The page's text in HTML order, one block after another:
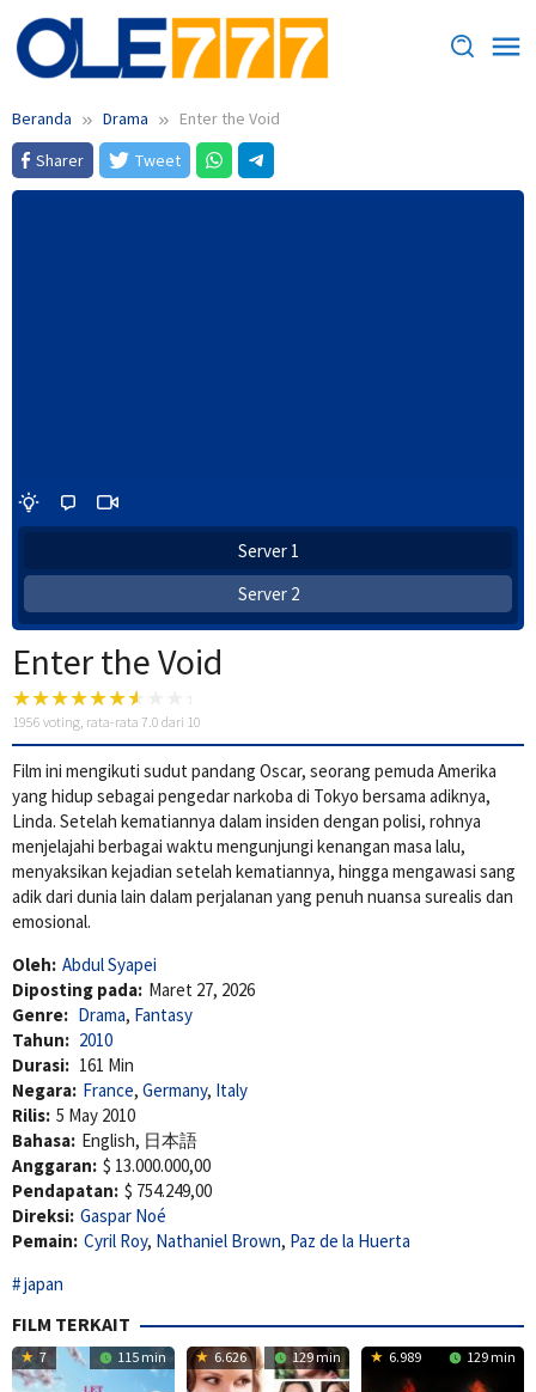
Loncat
ke
konten
Beranda Drama
Enter the Void
Sharer
Tweet
Server 1
Server 2
Enter the Void
1956 voting, rata-rata 7.0 dari 10
Film ini mengikuti sudut pandang Oscar, seorang pemuda Amerika
yang hidup sebagai pengedar narkoba di Tokyo bersama adiknya,
Linda. Setelah kematiannya dalam insiden dengan polisi, rohnya
menjelajahi berbagai waktu mengunjungi kenangan masa lalu,
menyaksikan kejadian setelah kematiannya, hingga mengawasi sang
adik dari dunia lain dalam perjalanan yang penuh nuansa surealis dan
emosional.
Oleh: Abdul Syapei
Diposting pada: Maret 27, 2026
Genre: Drama, Fantasy
Tahun: 2010
Durasi: 161 Min
Negara: France, Germany, Italy
Rilis: 5 May 2010
Bahasa: English, 日本語
Anggaran: $ 13.000.000,00
Pendapatan: $ 754.249,00
Direksi: Gaspar Noé
Pemain: Cyril Roy, Nathaniel Brown, Paz de la Huerta
japan
FILM TERKAIT
7 115 min 6.626 129 min 6.989 129 min